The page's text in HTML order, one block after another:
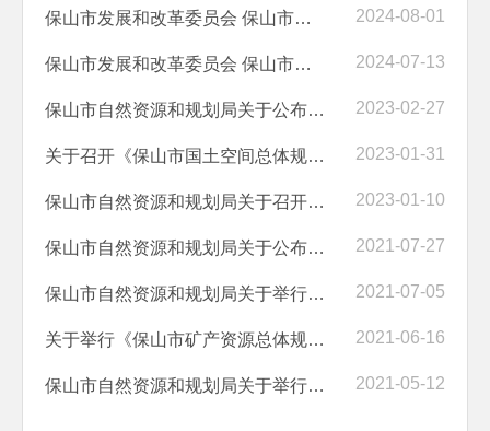
保山市发展和改革委员会 保山市教育体育局关于召开保山公立普通高中学费... 2024-08-01
保山市发展和改革委员会 保山市教育体育局关于召开全市普通公立高中学... 2024-07-13
保山市自然资源和规划局关于公布《保山市国土空间总体规划（2021-2035年... 2023-02-27
关于召开《保山市国土空间总体规划（2021-2035年）（草案）》听证会的公... 2023-01-31
保山市自然资源和规划局关于召开《保山市国土空间总体规划（2021-2035年... 2023-01-10
保山市自然资源和规划局关于公布《保山市矿产资源总体规划（2021-2025年... 2021-07-27
保山市自然资源和规划局关于举行《保山市矿产资源总体规划(2021-2025年)... 2021-07-05
关于举行《保山市矿产资源总体规划（2021-2025年）》听证会的公告（第1... 2021-06-16
保山市自然资源和规划局关于举行《保山市中心城区地热水资源保护与开发... 2021-05-12